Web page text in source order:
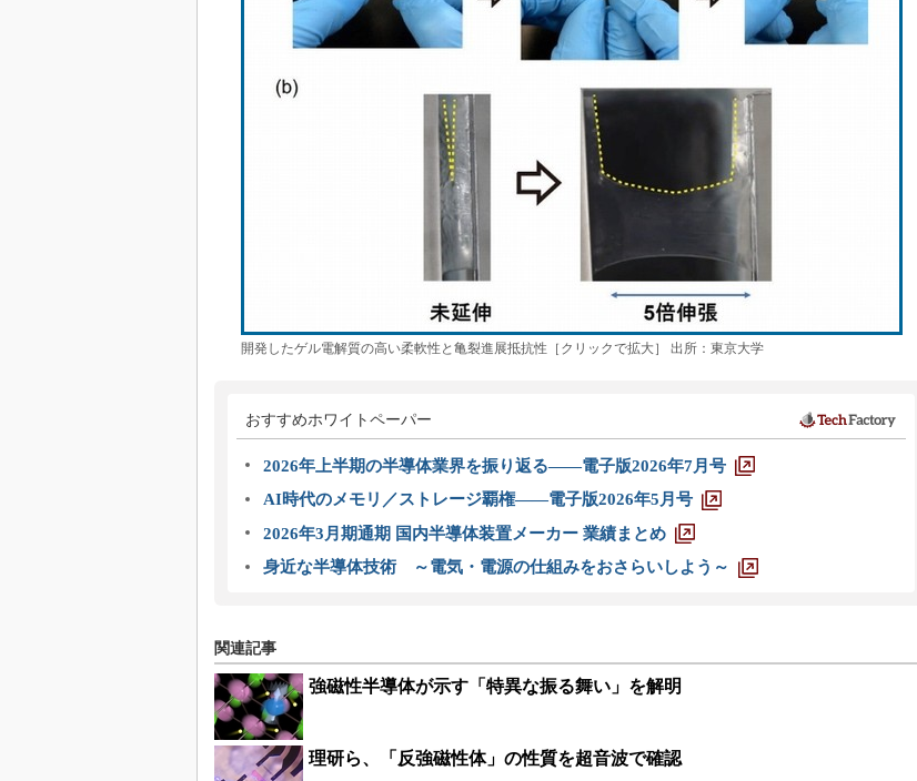
開発したゲル電解質の高い柔軟性と亀裂進展抵抗性［クリックで拡大］ 出所：東京大学
おすすめホワイトペーパー
2026年上半期の半導体業界を振り返る――電子版2026年7月号
AI時代のメモリ／ストレージ覇権――電子版2026年5月号
2026年3月期通期 国内半導体装置メーカー 業績まとめ
身近な半導体技術 ～電気・電源の仕組みをおさらいしよう～
関連記事
強磁性半導体が示す「特異な振る舞い」を解明
理研ら、「反強磁性体」の性質を超音波で確認